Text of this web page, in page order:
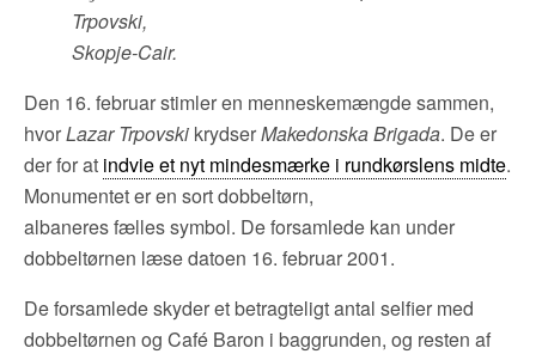
Trpovski,
Skopje-Cair.
Den 16. februar stimler en menneskemængde sammen,
hvorLazar Trpovski krydserMakedonska Brigada. De er
der for at indvie et nyt mindesmærke i rundkørslens midte.
Monumentet er en sort dobbeltørn,
albaneres fælles symbol. De forsamlede kan under
dobbeltørnen læse datoen 16. februar 2001.
De forsamlede skyder et betragteligt antal selfier med
dobbeltørnen og Café Baron i baggrunden, og resten af